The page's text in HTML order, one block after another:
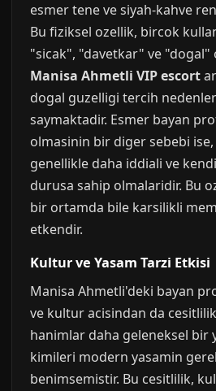
esmer tene ve siyah-kahve
Bu fiziksel ozellik, bircok
"sicak", "davetkar" ve "dogal"
Manisa Ahmetli VIP escort
dogal guzelligi tercih
saymaktadir. Esmer bayan
olmasinin bir diger sebebi
genellikle daha iddiali ve
durusa sahip olmalaridir. Bu
bir ortamda bile karsilikli
etkendir.
Kultur ve Yasam Tarzi Etkisi
Manisa Ahmetli'deki bayan
ve kultur acisindan da
hanimlar daha geleneksel bir
kimileri modern yasamin
benimsemistir. Bu cesitlilik,